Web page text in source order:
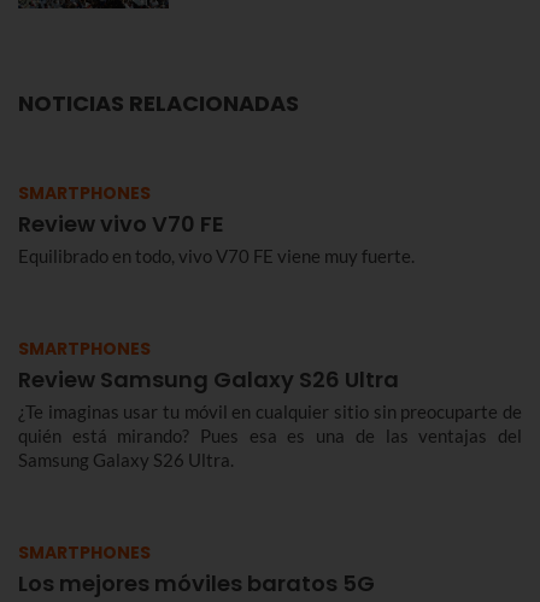
NOTICIAS RELACIONADAS
SMARTPHONES
Review vivo V70 FE
Equilibrado en todo, vivo V70 FE viene muy fuerte.
SMARTPHONES
Review Samsung Galaxy S26 Ultra
¿Te imaginas usar tu móvil en cualquier sitio sin preocuparte de
quién está mirando? Pues esa es una de las ventajas del
Samsung Galaxy S26 Ultra.
SMARTPHONES
Los mejores móviles baratos 5G